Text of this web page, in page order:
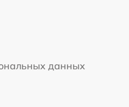
данных